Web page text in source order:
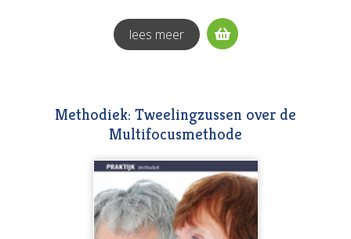
lees meer
Methodiek: Tweelingzussen over de
Multifocusmethode